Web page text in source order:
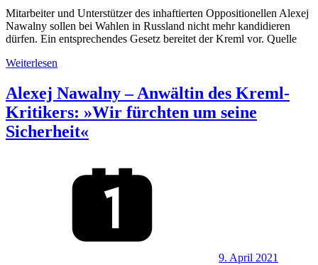
Mitarbeiter und Unterstützer des inhaftierten Oppositionellen Alexej
Nawalny sollen bei Wahlen in Russland nicht mehr kandidieren
dürfen. Ein entsprechendes Gesetz bereitet der Kreml vor. Quelle
Weiterlesen
Alexej Nawalny – Anwältin des Kreml-
Kritikers: »Wir fürchten um seine
Sicherheit«
9. April 2021